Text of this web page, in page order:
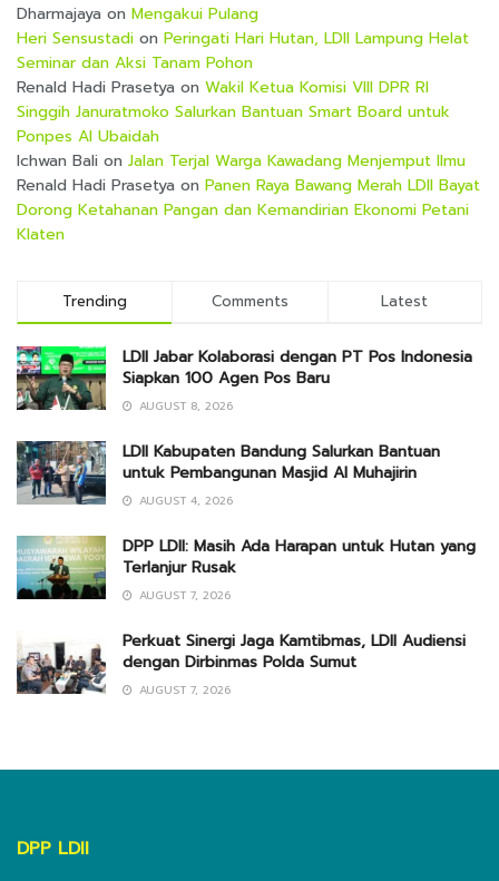
Dharmajaya on Mengakui Pulang
Heri Sensustadi on Peringati Hari Hutan, LDII Lampung Helat
Seminar dan Aksi Tanam Pohon
Renald Hadi Prasetya on Wakil Ketua Komisi VIII DPR RI
Singgih Januratmoko Salurkan Bantuan Smart Board untuk
Ponpes Al Ubaidah
Ichwan Bali on Jalan Terjal Warga Kawadang Menjemput Ilmu
Renald Hadi Prasetya on Panen Raya Bawang Merah LDII Bayat
Dorong Ketahanan Pangan dan Kemandirian Ekonomi Petani
Klaten
Trending Comments Latest
LDII Jabar Kolaborasi dengan PT Pos Indonesia
Siapkan 100 Agen Pos Baru
AUGUST 8, 2026
LDII Kabupaten Bandung Salurkan Bantuan
untuk Pembangunan Masjid Al Muhajirin
AUGUST 4, 2026
DPP LDII: Masih Ada Harapan untuk Hutan yang
Terlanjur Rusak
AUGUST 7, 2026
Perkuat Sinergi Jaga Kamtibmas, LDII Audiensi
dengan Dirbinmas Polda Sumut
AUGUST 7, 2026
DPP LDII